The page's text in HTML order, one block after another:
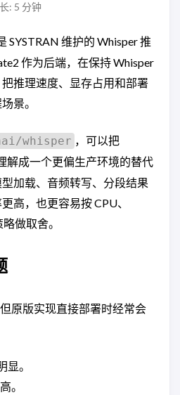
: 5 分钟
SYSTRAN 维护的 Whisper 推
作为后端，在保持 Whisper
推理速度、显存占用和部署
景。
whisper ，可以把
解成一个更偏生产环境的替代
加载、音频转写、分段结果
高，也更容易按 CPU、
做取舍。
原版实现直接部署时经常会
。
。